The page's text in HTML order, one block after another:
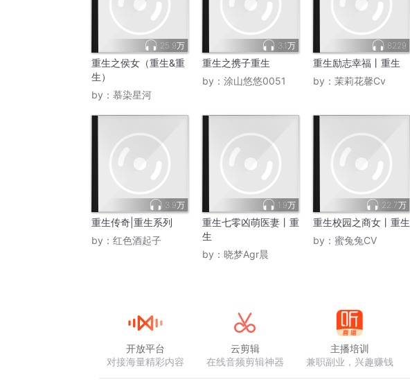
25.9万
重生之侯女（重生&重
生）
by： 慕染星河
3.1万
重生之携子重生
by： 涂山悠悠0051
8229
重生励志幸福丨重生
by： 茉莉花馨Cv
3.9万
重生传奇|重生系列
by： 红色酒起子
1.9万
重生七零凶萌医妻丨重
生
by： 晓梦Agr晨
22.7万
重生校园之商女丨重生
by： 蜜兔兔CV
开放平台
对接海量精彩内容
云剪辑
在线音频剪辑神器
主播培训
兼职副业，兴趣赚钱